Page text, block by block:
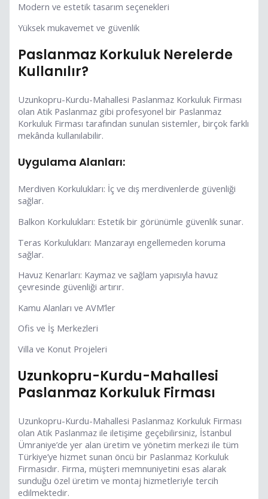
Modern ve estetik tasarım seçenekleri
Yüksek mukavemet ve güvenlik
Paslanmaz Korkuluk Nerelerde
Kullanılır?
Uzunkopru-Kurdu-Mahallesi Paslanmaz Korkuluk Firması
olan Atik Paslanmaz gibi profesyonel bir Paslanmaz
Korkuluk Firması tarafından sunulan sistemler, birçok farklı
mekânda kullanılabilir.
Uygulama Alanları:
Merdiven Korkulukları: İç ve dış merdivenlerde güvenliği
sağlar.
Balkon Korkulukları: Estetik bir görünümle güvenlik sunar.
Teras Korkulukları: Manzarayı engellemeden koruma
sağlar.
Havuz Kenarları: Kaymaz ve sağlam yapısıyla havuz
çevresinde güvenliği artırır.
Kamu Alanları ve AVM’ler
Ofis ve İş Merkezleri
Villa ve Konut Projeleri
Uzunkopru-Kurdu-Mahallesi
Paslanmaz Korkuluk Firması
Uzunkopru-Kurdu-Mahallesi Paslanmaz Korkuluk Firması
olan Atik Paslanmaz ile iletişime geçebilirsiniz, İstanbul
Ümraniye’de yer alan üretim ve yönetim merkezi ile tüm
Türkiye’ye hizmet sunan öncü bir Paslanmaz Korkuluk
Firmasıdır. Firma, müşteri memnuniyetini esas alarak
sunduğu özel üretim ve montaj hizmetleriyle tercih
edilmektedir.